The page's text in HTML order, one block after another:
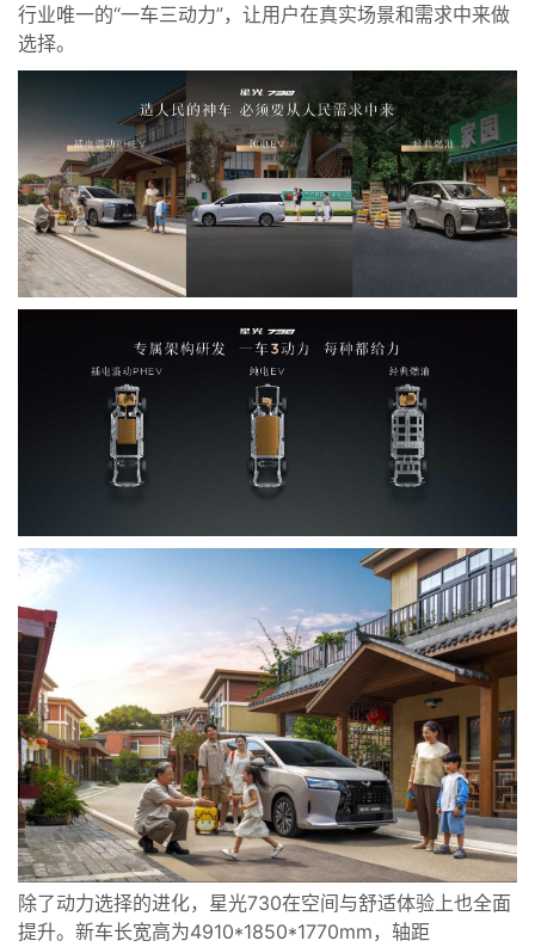
行业唯一的“一车三动力”，让用户在真实场景和需求中来做
选择。
除了动力选择的进化，星光730在空间与舒适体验上也全面
提升。新车长宽高为4910*1850*1770mm，轴距